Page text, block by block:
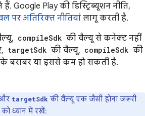
Google Play की डिस्ट्रिब्यूशन नीति,
पर अतिरिक्त नीतियां लागू करती है.
compileSdk की वैल्यू से कनेक्ट नहीं
targetSdk की वैल्यू, compileSdk की
बराबर या इससे कम हो सकती है.
targetSdk की वैल्यू एक जैसी होना ज़रूरी
को ध्यान में रखें: